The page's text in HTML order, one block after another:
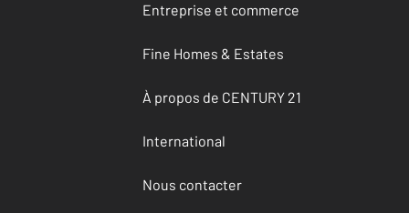
Entreprise et commerce
Fine Homes & Estates
À propos de CENTURY 21
International
Nous contacter